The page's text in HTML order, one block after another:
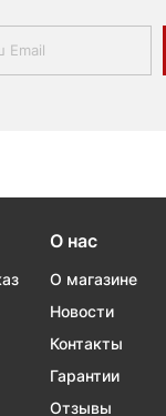
О нас
О магазине
Новости
Контакты
Гарантии
Отзывы